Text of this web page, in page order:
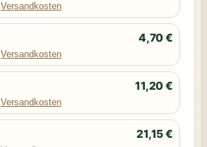
Versandkosten
4,70 €
Versandkosten
11,20 €
Versandkosten
21,15 €